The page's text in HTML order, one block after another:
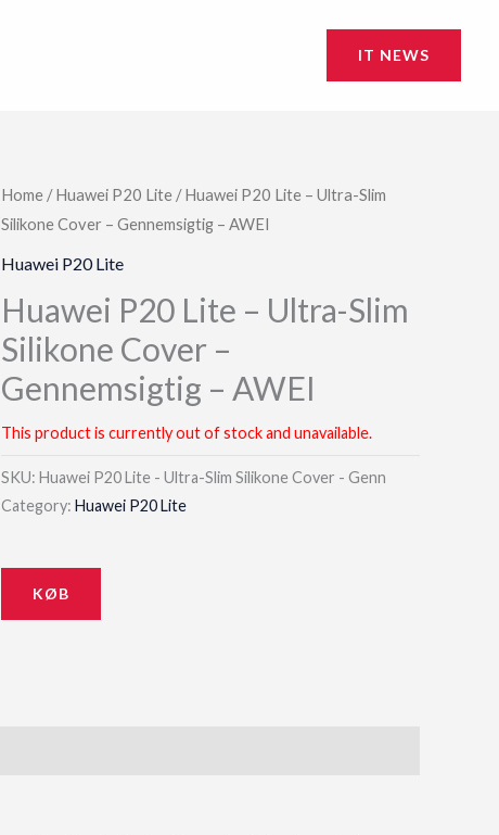
IT NEWS
Home /Huawei P20 Lite / Huawei P20 Lite – Ultra-Slim
Silikone Cover – Gennemsigtig – AWEI
Huawei P20 Lite
Huawei P20 Lite – Ultra-Slim
Silikone Cover –
Gennemsigtig – AWEI
This product is currently out of stock and unavailable.
SKU:Huawei P20 Lite - Ultra-Slim Silikone Cover - Genn
Category:Huawei P20 Lite
KØB